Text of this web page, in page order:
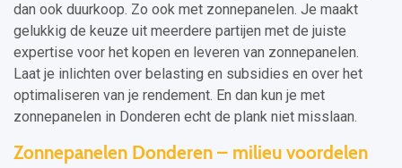
dan ook duurkoop. Zo ook met zonnepanelen. Je maakt
gelukkig de keuze uit meerdere partijen met de juiste
expertise voor het kopen en leveren van zonnepanelen.
Laat je inlichten over belasting en subsidies en over het
optimaliseren van je rendement. En dan kun je met
zonnepanelen in Donderen echt de plank niet misslaan.
Zonnepanelen Donderen – milieu voordelen